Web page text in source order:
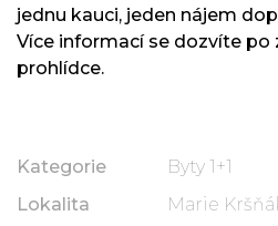
jednu kauci, jeden nájem
Více informací se dozvíte po
prohlídce.
Kategorie
Byty 1+1
Lokalita
Marie